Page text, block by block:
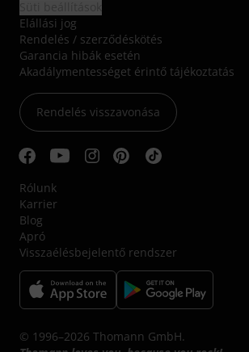
Elállási jog
Rendelés / szerződéskötés
Garancia hibák esetén
Akadálymentességet érintő tájékoztatás
Rendelés visszavonása
Rólunk
Karrier
Blog
Apró
Visszaélésbejelentő rendszer
© 1996–2026 Thomann GmbH.